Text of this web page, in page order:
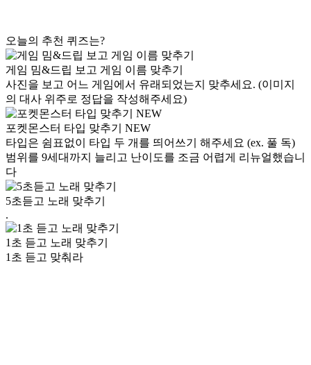
오늘의 추천 퀴즈는?
게임 밈&드립 보고 게임 이름 맞추기
사진을 보고 어느 게임에서 유래되었는지 맞추세요. (이미지
의 대사 위주로 정답을 작성해주세요)
포켓몬스터 타입 맞추기 NEW
타입은 쉼표없이 타입 두 개를 띄어쓰기 해주세요 (ex. 풀 독)
범위를 9세대까지 늘리고 난이도를 조금 어렵게 리뉴얼했습니
다
5초듣고 노래 맞추기
.
1초 듣고 노래 맞추기
1초 듣고 맞춰라